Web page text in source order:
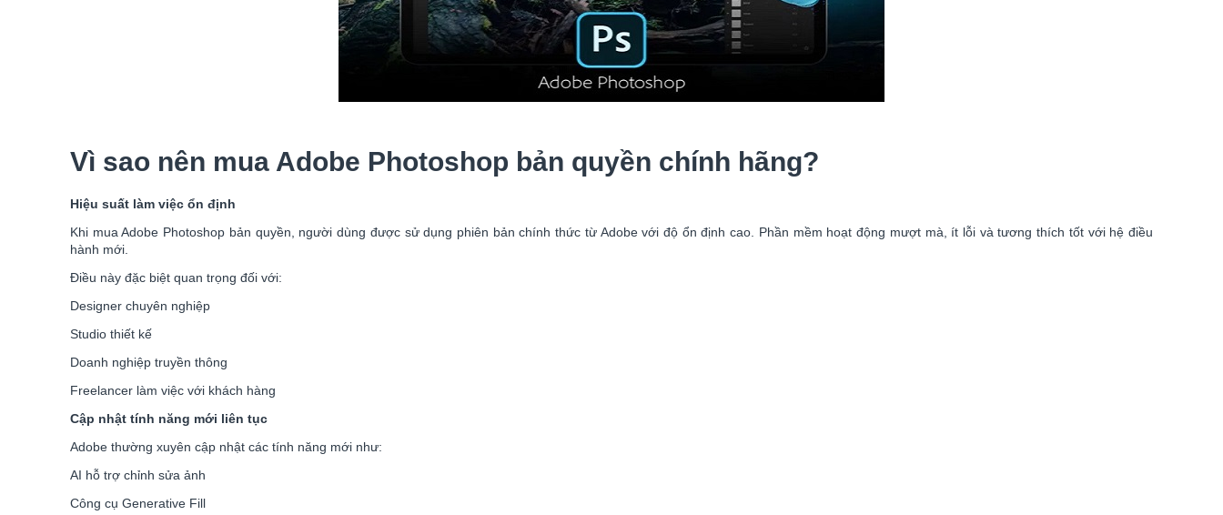
Vì sao nên mua Adobe Photoshop bản quyền chính hãng?
Hiệu suất làm việc ổn định
Khi mua Adobe Photoshop bản quyền, người dùng được sử dụng phiên bản chính thức từ Adobe với độ ổn định cao. Phần mềm hoạt động mượt mà, ít lỗi và tương thích tốt với hệ điều
hành mới.
Điều này đặc biệt quan trọng đối với:
Designer chuyên nghiệp
Studio thiết kế
Doanh nghiệp truyền thông
Freelancer làm việc với khách hàng
Cập nhật tính năng mới liên tục
Adobe thường xuyên cập nhật các tính năng mới như:
AI hỗ trợ chỉnh sửa ảnh
Công cụ Generative Fill